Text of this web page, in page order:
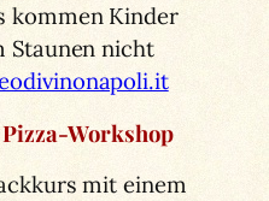
kommen Kinder
Staunen nicht
Workshop
mit einem